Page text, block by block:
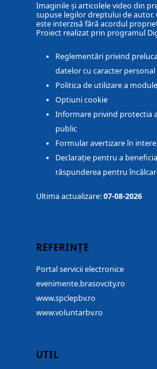
Imaginile și articolele video din
supuse legilor dreptului de autor.
este interzisă fără acordul
Proiect realizat prin programul
Reglementări privind
datelor cu caracter personal
Politica de utilizare a
Optiuni cookie
Informare privind protectia
public
Formular avertizare în
Declarație pentru a
răspunderea pentru
Ultima actualizare:07-08-2026
REFERINȚE
Portal servicii electronice
evenimente.brasovcity.ro
www.spclepbv.ro
www.voluntarbv.ro
UTIL